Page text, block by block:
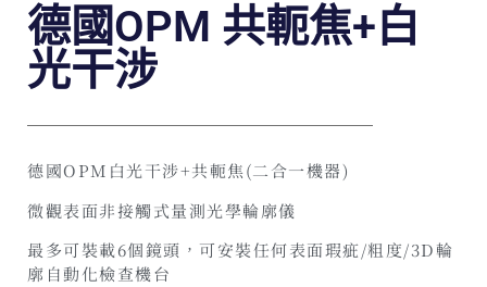
德國OPM 共軛焦+白
光干涉
德國OPM白光干涉+共軛焦(二合一機器)
微觀表面非接觸式量測光學輪廓儀
最多可裝載6個鏡頭，可安裝任何表面瑕疵/粗度/3D輪
廓自動化檢查機台